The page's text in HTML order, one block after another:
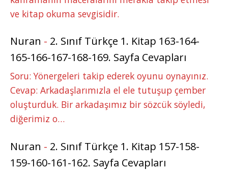
ve kitap okuma sevgisidir.
Nuran - 2. Sınıf Türkçe 1. Kitap 163-164-
165-166-167-168-169. Sayfa Cevapları
Soru: Yönergeleri takip ederek oyunu oynayınız.
Cevap: Arkadaşlarımızla el ele tutuşup çember
oluşturduk. Bir arkadaşımız bir sözcük söyledi,
diğerimiz o…
Nuran - 2. Sınıf Türkçe 1. Kitap 157-158-
159-160-161-162. Sayfa Cevapları